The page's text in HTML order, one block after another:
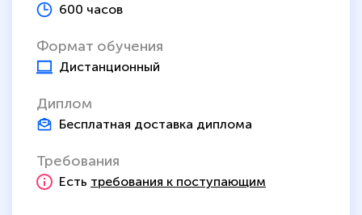
600 часов
Формат обучения
Дистанционный
Диплом
Бесплатная доставка диплома
Требования
Есть требования к поступающим